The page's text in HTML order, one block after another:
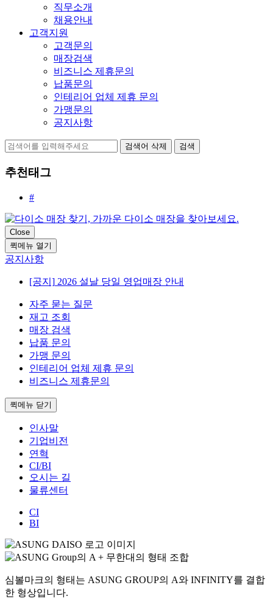
직무소개
채용안내
고객지원
고객문의
매장검색
비즈니스 제휴문의
납품문의
인테리어 업체 제휴 문의
가맹문의
공지사항
검색어 삭제 검색
추천태그
#
Close
퀵메뉴 열기
공지사항
[공지] 2026 설날 당일 영업매장 안내
자주 묻는 질문
재고 조회
매장 검색
납품 문의
가맹 문의
인테리어 업체 제휴 문의
비즈니스 제휴문의
퀵메뉴 닫기
인사말
기업비전
연혁
CI/BI
오시는 길
물류센터
CI
BI
심볼마크의 형태는 ASUNG GROUP의 A와 INFINITY를 결합
한 형상입니다.